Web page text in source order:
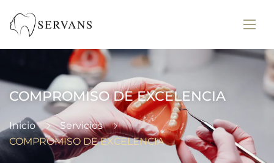
COMPROMISO DE EXCELENCIA
Inicio
Servicios
COMPROMISO DE EXCELENCIA